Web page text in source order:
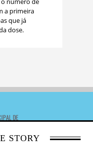
a primeira
que já
dose.
STORY